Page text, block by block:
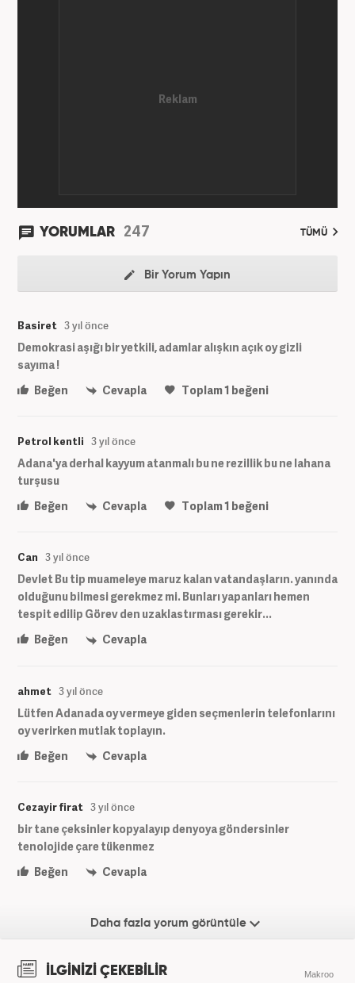
YORUMLAR 247 TÜMÜ
Bir Yorum Yapın
Basiret 3 yıl önce
Demokrasi aşığı bir yetkili, adamlar alışkın açık oy gizli
sayıma !
Beğen
Cevapla Toplam1 beğeni
Petrol kentli 3 yıl önce
Adana'ya derhal kayyum atanmalı bu ne rezillik bu ne lahana
turşusu
Beğen
Cevapla Toplam1 beğeni
Can 3 yıl önce
Devlet Bu tip muameleye maruz kalan vatandaşların. yanında
olduğunu bilmesi gerekmez mi. Bunları yapanları hemen
tespit edilip Görev den uzaklastırması gerekir...
Beğen
Cevapla
ahmet 3 yıl önce
Lütfen Adanada oy vermeye giden seçmenlerin telefonlarını
oy verirken mutlak toplayın.
Beğen
Cevapla
Cezayir firat 3 yıl önce
bir tane çeksinler kopyalayıp denyoya göndersinler
tenolojide çare tükenmez
Beğen
Cevapla
Daha fazla yorum görüntüle
İLGİNİZİ ÇEKEBİLİR Makroo